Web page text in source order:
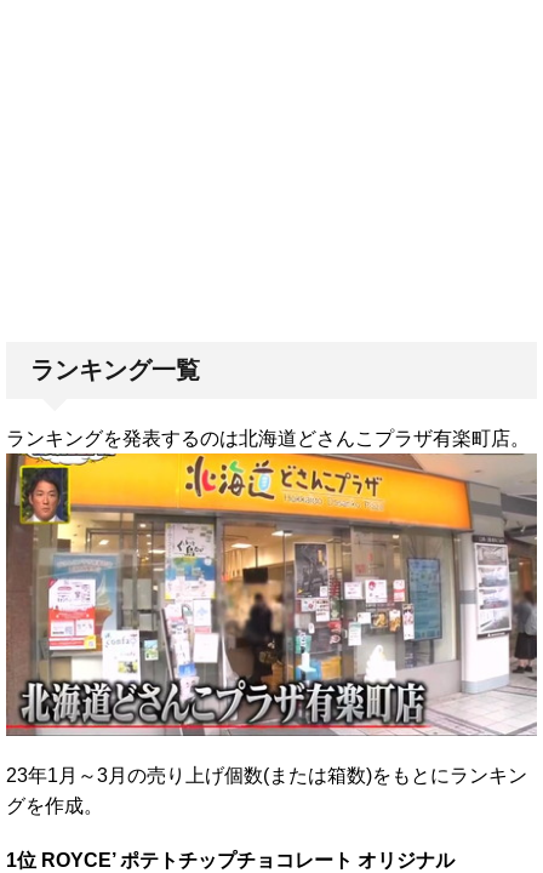
ランキング一覧
ランキングを発表するのは北海道どさんこプラザ有楽町店。
23年1月～3月の売り上げ個数(または箱数)をもとにランキン
グを作成。
1位 ROYCE’ ポテトチップチョコレート オリジナル